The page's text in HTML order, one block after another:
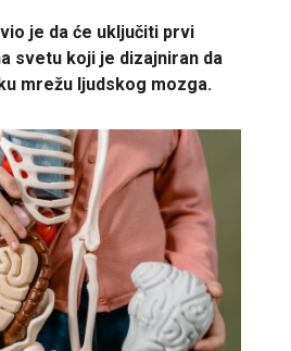
je da će uključiti prvi
svetu koji je dizajniran da
mrežu ljudskog mozga.